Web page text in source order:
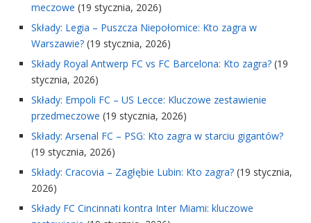
meczowe (19 stycznia, 2026)
Składy: Legia – Puszcza Niepołomice: Kto zagra w
Warszawie? (19 stycznia, 2026)
Składy Royal Antwerp FC vs FC Barcelona: Kto zagra? (19
stycznia, 2026)
Składy: Empoli FC – US Lecce: Kluczowe zestawienie
przedmeczowe (19 stycznia, 2026)
Składy: Arsenal FC – PSG: Kto zagra w starciu gigantów?
(19 stycznia, 2026)
Składy: Cracovia – Zagłębie Lubin: Kto zagra? (19 stycznia,
2026)
Składy FC Cincinnati kontra Inter Miami: kluczowe